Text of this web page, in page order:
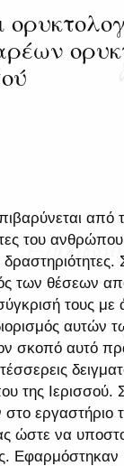
από
του
των θέσεων
τους με
αυτών
σκοπό αυτό
της Ιερισσού.
εργαστήριο
ώστε να
Εφαρμόστηκαν